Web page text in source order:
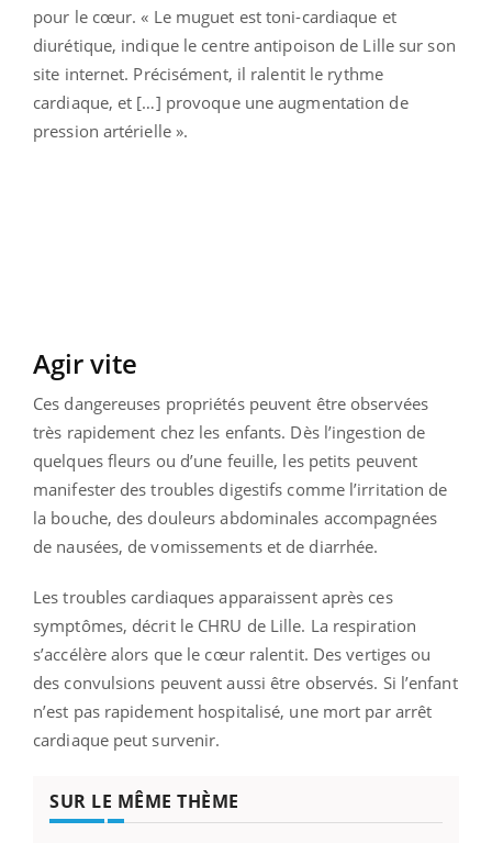
pour le cœur. « Le muguet est toni-cardiaque et
diurétique, indique le centre antipoison de Lille sur son
site internet. Précisément, il ralentit le rythme
cardiaque, et […] provoque une augmentation de
pression artérielle ».
Agir vite
Ces dangereuses propriétés peuvent être observées
très rapidement chez les enfants. Dès l’ingestion de
quelques fleurs ou d’une feuille, les petits peuvent
manifester des troubles digestifs comme l’irritation de
la bouche, des douleurs abdominales accompagnées
de nausées, de vomissements et de diarrhée.
Les troubles cardiaques apparaissent après ces
symptômes, décrit le CHRU de Lille. La respiration
s’accélère alors que le cœur ralentit. Des vertiges ou
des convulsions peuvent aussi être observés. Si l’enfant
n’est pas rapidement hospitalisé, une mort par arrêt
cardiaque peut survenir.
SUR LE MÊME THÈME